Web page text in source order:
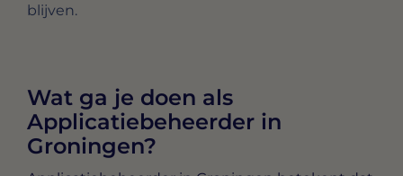
blijven.
Wat ga je doen als
Applicatiebeheerder in
Groningen?